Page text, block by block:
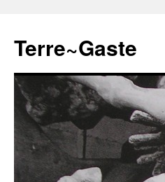
contenu
Terre~Gaste